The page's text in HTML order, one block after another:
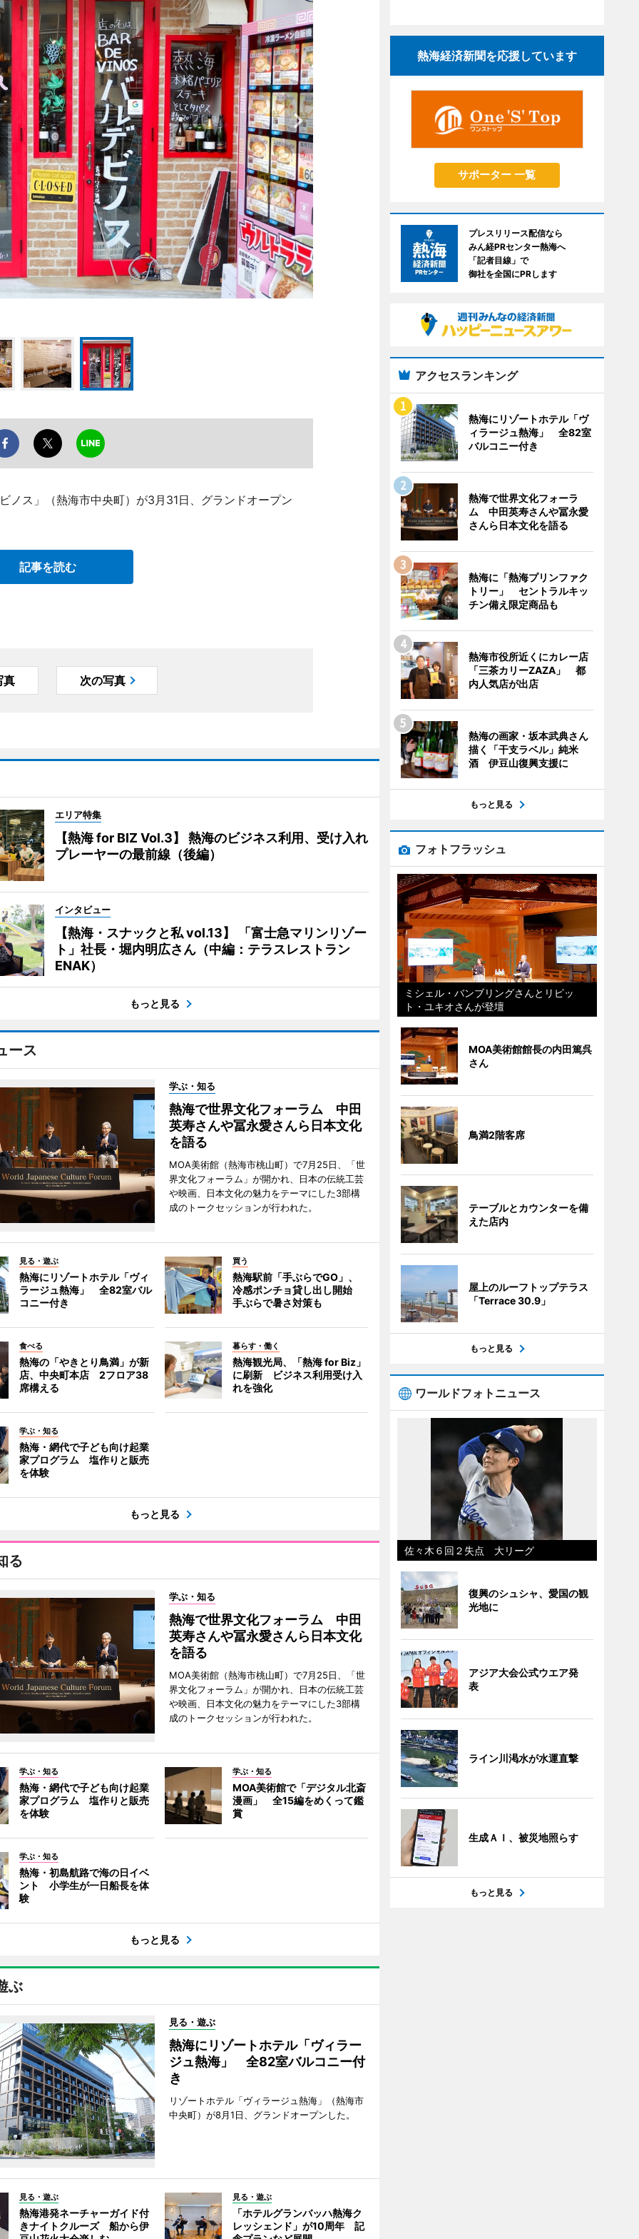
ノス」（熱海市中央町）が3月31日、グランドオープン
記事を読む
真 次の写真
エリア特集
【熱海 for BIZ Vol.3】 熱海のビジネス利用、受け入れ
プレーヤーの最前線（後編）
インタビュー
【熱海・スナックと私 vol.13】 「富士急マリンリゾー
ト」社長・堀内明広さん（中編：テラスレストラン
ENAK）
もっと見る
ース
学ぶ・知る
熱海で世界文化フォーラム 中田
英寿さんや冨永愛さんら日本文化
を語る
MOA美術館（熱海市桃山町）で7月25日、「世
界文化フォーラム」が開かれ、日本の伝統工芸
や映画、日本文化の魅力をテーマにした3部構
成のトークセッションが行われた。
見る・遊ぶ
熱海にリゾートホテル「ヴィ
ラージュ熱海」 全82室バル
コニー付き
買う
熱海駅前「手ぶらでGO」、
冷感ポンチョ貸し出し開始
手ぶらで暑さ対策も
食べる
熱海の「やきとり鳥満」が新
店、中央町本店 2フロア38
席構える
暮らす・働く
熱海観光局、「熱海 for Biz」
に刷新 ビジネス利用受け入
れを強化
学ぶ・知る
熱海・網代で子ども向け起業
家プログラム 塩作りと販売
を体験
もっと見る
る
学ぶ・知る
熱海で世界文化フォーラム 中田
英寿さんや冨永愛さんら日本文化
を語る
MOA美術館（熱海市桃山町）で7月25日、「世
界文化フォーラム」が開かれ、日本の伝統工芸
や映画、日本文化の魅力をテーマにした3部構
成のトークセッションが行われた。
学ぶ・知る
熱海・網代で子ども向け起業
家プログラム 塩作りと販売
を体験
学ぶ・知る
MOA美術館で「デジタル北斎
漫画」 全15編をめくって鑑
賞
学ぶ・知る
熱海・初島航路で海の日イベ
ント 小学生が一日船長を体
験
もっと見る
ぶ
見る・遊ぶ
熱海にリゾートホテル「ヴィラー
ジュ熱海」 全82室バルコニー付
き
リゾートホテル「ヴィラージュ熱海」（熱海市
中央町）が8月1日、グランドオープンした。
見る・遊ぶ
熱海港発ネーチャーガイド付
きナイトクルーズ 船から伊
見る・遊ぶ
「ホテルグランバッハ熱海ク
レッシェンド」が10周年 記
熱海経済新聞を応援しています
サポーター 一覧
プレスリリース配信なら
みん経PRセンター熱海へ
「記者目線」で
御社を全国にPRします
アクセスランキング
熱海にリゾートホテル「ヴ
ィラージュ熱海」 全82室
バルコニー付き
熱海で世界文化フォーラ
ム 中田英寿さんや冨永愛
さんら日本文化を語る
熱海に「熱海プリンファク
トリー」 セントラルキッ
チン備え限定商品も
熱海市役所近くにカレー店
「三茶カリーZAZA」 都
内人気店が出店
熱海の画家・坂本武典さん
描く「干支ラベル」純米
酒 伊豆山復興支援に
もっと見る
フォトフラッシュ
ミシェル・バンブリングさんとリピッ
ト・ユキオさんが登壇
MOA美術館館長の内田篤呉
さん
鳥満2階客席
テーブルとカウンターを備
えた店内
屋上のルーフトップテラス
「Terrace 30.9」
もっと見る
ワールドフォトニュース
佐々木６回２失点 大リーグ
復興のシュシャ、愛国の観
光地に
アジア大会公式ウエア発
表
ライン川渇水が水運直撃
生成ＡＩ、被災地照らす
もっと見る